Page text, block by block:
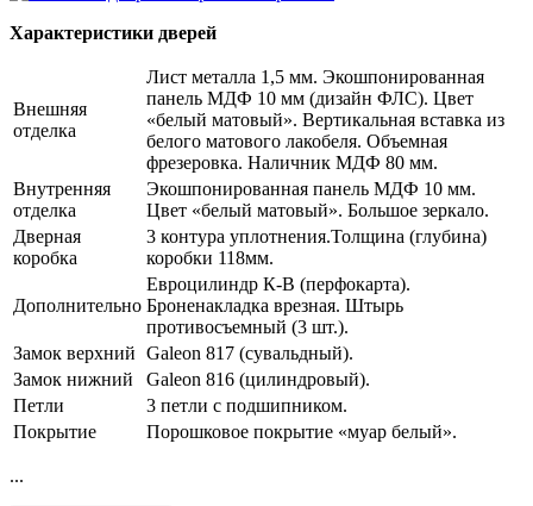
Характеристики дверей
Внешняя
отделка
Лист металла 1,5 мм. Экошпонированная
панель МДФ 10 мм (дизайн ФЛС). Цвет
«белый матовый». Вертикальная вставка из
белого матового лакобеля. Объемная
фрезеровка. Наличник МДФ 80 мм.
Внутренняя
отделка
Экошпонированная панель МДФ 10 мм.
Цвет «белый матовый». Большое зеркало.
Дверная
коробка
3 контура уплотнения.Толщина (глубина)
коробки 118мм.
Дополнительно
Евроцилиндр К-В (перфокарта).
Броненакладка врезная. Штырь
противосъемный (3 шт.).
Замок верхний Galeon 817 (сувальдный).
Замок нижний
Galeon 816 (цилиндровый).
Петли
3 петли с подшипником.
Покрытие
Порошковое покрытие «муар белый».
...